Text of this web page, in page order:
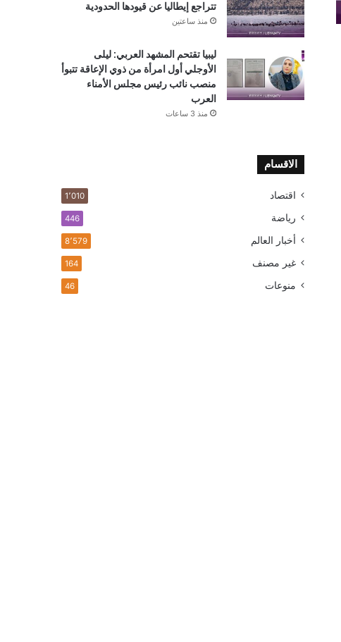
تتراجع إيطاليا عن قيودها الحدودية
منذ ساعتين
ليبيا تقتحم المشهد العربي: ليلى
الأوجلي أول امرأة من ذوي الإعاقة تتبوأ
منصب نائب رئيس مجلس الأمناء
العرب
منذ 3 ساعات
الاقسام
اقتصاد 1٬010
رياضة 446
أخبار العالم 8٬579
غير مصنف 164
منوعات 46